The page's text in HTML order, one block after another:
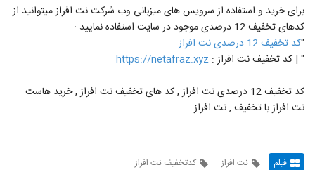
برای خرید و استفاده از سرویس های میزبانی وب شرکت نت افراز میتوانید از
کدهای تخفیف 12 درصدی موجود در سایت استفاده نمایید :
"کد تخفیف 12 درصدی نت افراز
" | کد تخفیف نت افراز : https://netafraz.xyz
کد تخفیف 12 درصدی نت افراز , کد های تخفیف نت افراز , خرید هاست
نت افراز با تخفیف , نت افراز
فیلم نت افراز
کدتخفیف نت افراز